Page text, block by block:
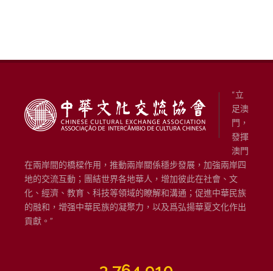
“立
足澳
門，
發揮
澳門
在兩岸間的橋樑作用，推動兩岸關係穩步發展，加強兩岸四
地的交流互動；團結世界各地華人，增加彼此在社會、文
化、經濟、教育、科技等領域的瞭解和溝通；促進中華民族
的融和，增强中華民族的凝聚力，以及爲弘揚華夏文化作出
貢獻。”